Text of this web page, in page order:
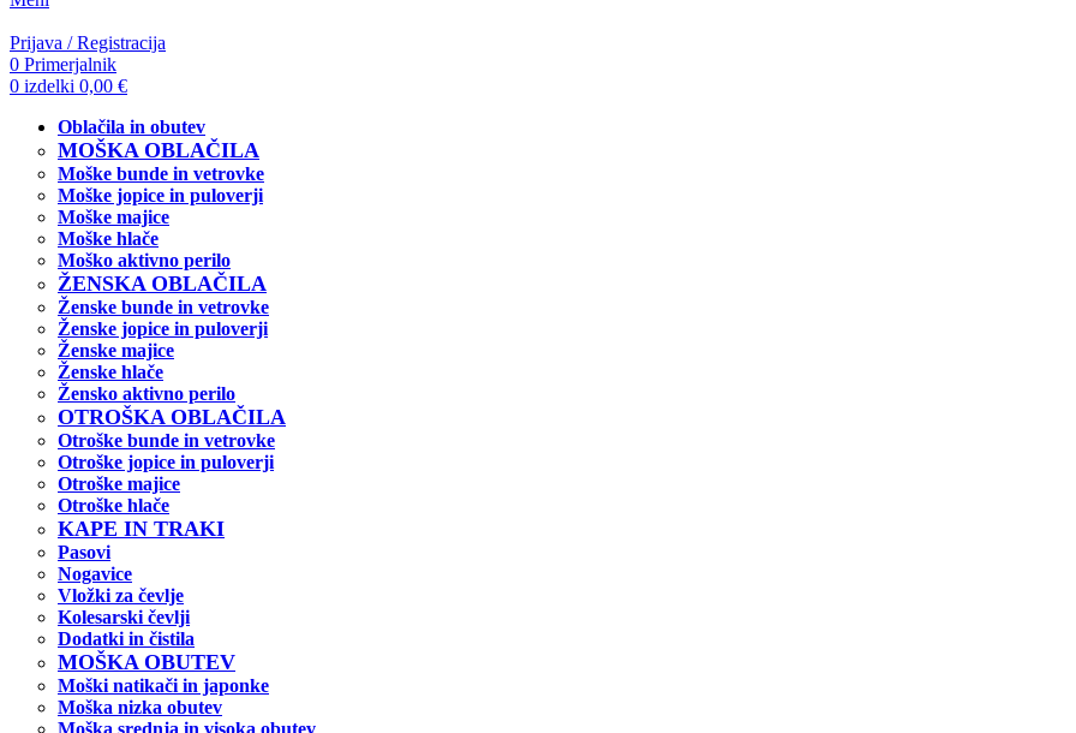
Prijava / Registracija
0 Primerjalnik
0 izdelki 0,00 €
Oblačila in obutev
MOŠKA OBLAČILA
Moške bunde in vetrovke
Moške jopice in puloverji
Moške majice
Moške hlače
Moško aktivno perilo
ŽENSKA OBLAČILA
Ženske bunde in vetrovke
Ženske jopice in puloverji
Ženske majice
Ženske hlače
Žensko aktivno perilo
OTROŠKA OBLAČILA
Otroške bunde in vetrovke
Otroške jopice in puloverji
Otroške majice
Otroške hlače
KAPE IN TRAKI
Pasovi
Nogavice
Vložki za čevlje
Kolesarski čevlji
Dodatki in čistila
MOŠKA OBUTEV
Moški natikači in japonke
Moška nizka obutev
Moška srednja in visoka obutev